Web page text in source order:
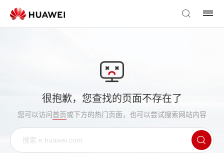
很抱歉，您查找的页面不存在了
您可以访问首页或下方的热门页面，也可以尝试搜索网站内容